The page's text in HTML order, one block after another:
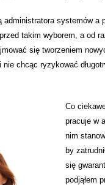
systemów a
takim wyborem, a od
się tworzeniem
chcąc ryzykować
Co
pracuje w
nim
by
się
podjąłem